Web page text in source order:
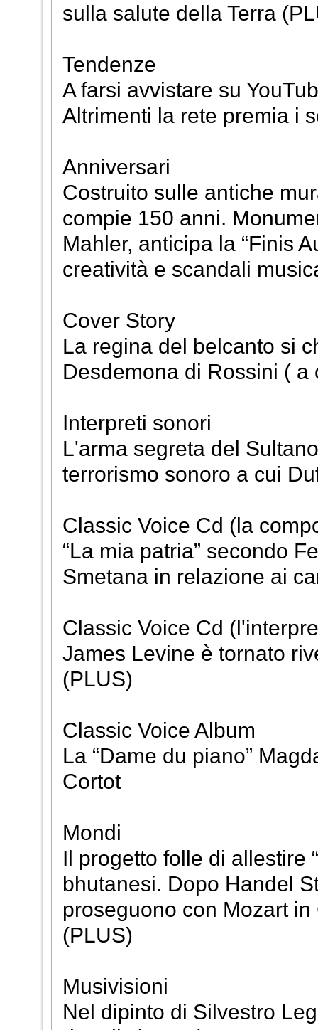
sulla salute della Terra
Tendenze
A farsi avvistare su
Altrimenti la rete premia i
Anniversari
Costruito sulle antiche
compie 150 anni.
Mahler, anticipa la “Finis
creatività e scandali
Cover Story
La regina del belcanto si
Desdemona di Rossini (
Interpreti sonori
L'arma segreta del
terrorismo sonoro a cui
Classic Voice Cd (la
“La mia patria” secondo
Smetana in relazione ai
Classic Voice Cd
James Levine è tornato
(PLUS)
Classic Voice Album
La “Dame du piano”
Cortot
Mondi
Il progetto folle di allestire
bhutanesi. Dopo Handel
proseguono con Mozart
(PLUS)
Musivisioni
Nel dipinto di Silvestro